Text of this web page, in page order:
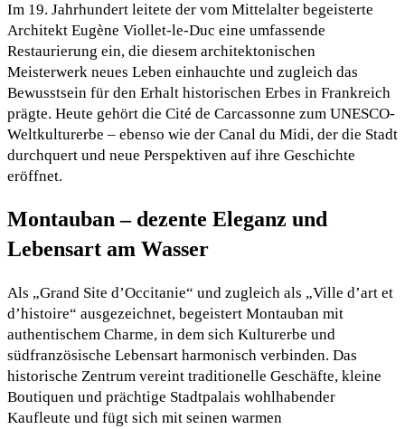
Im 19. Jahrhundert leitete der vom Mittelalter begeisterte
Architekt Eugène Viollet-le-Duc eine umfassende
Restaurierung ein, die diesem architektonischen
Meisterwerk neues Leben einhauchte und zugleich das
Bewusstsein für den Erhalt historischen Erbes in Frankreich
prägte. Heute gehört die Cité de Carcassonne zum UNESCO-
Weltkulturerbe – ebenso wie der Canal du Midi, der die Stadt
durchquert und neue Perspektiven auf ihre Geschichte
eröffnet.
Montauban – dezente Eleganz und
Lebensart am Wasser
Als „Grand Site d’Occitanie“ und zugleich als „Ville d’art et
d’histoire“ ausgezeichnet, begeistert Montauban mit
authentischem Charme, in dem sich Kulturerbe und
südfranzösische Lebensart harmonisch verbinden. Das
historische Zentrum vereint traditionelle Geschäfte, kleine
Boutiquen und prächtige Stadtpalais wohlhabender
Kaufleute und fügt sich mit seinen warmen